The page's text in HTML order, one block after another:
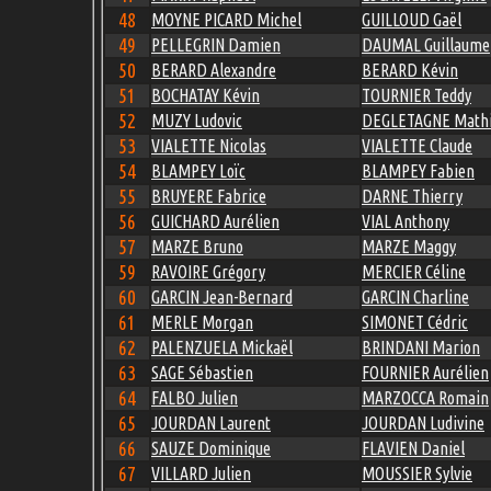
48 MOYNE PICARD Michel GUILLOUD Gaël
49 PELLEGRIN Damien DAUMAL Guillaume
50 BERARD Alexandre BERARD Kévin
51 BOCHATAY Kévin TOURNIER Teddy
52 MUZY Ludovic DEGLETAGNE
53 VIALETTE Nicolas VIALETTE Claude
54 BLAMPEY Loïc BLAMPEY Fabien
55 BRUYERE Fabrice DARNE Thierry
56 GUICHARD Aurélien VIAL Anthony
57 MARZE Bruno MARZE Maggy
59 RAVOIRE Grégory MERCIER Céline
60 GARCIN Jean-Bernard GARCIN Charline
61 MERLE Morgan SIMONET Cédric
62 PALENZUELA Mickaël BRINDANI Marion
63 SAGE Sébastien FOURNIER Aurélien
64 FALBO Julien MARZOCCA Romain
65 JOURDAN Laurent JOURDAN Ludivine
66 SAUZE Dominique FLAVIEN Daniel
67 VILLARD Julien MOUSSIER Sylvie